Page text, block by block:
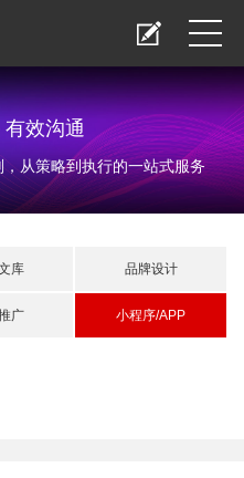
有效沟通
从策略到执行的一站式服务
库 品牌设计
广 小程序/APP